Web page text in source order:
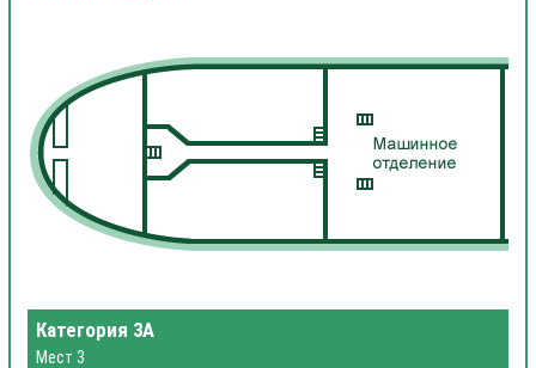
Категория 3А
Мест 3